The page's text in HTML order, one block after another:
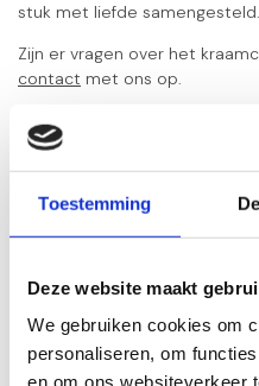
Toestemming
Deze website maakt
We gebruiken cookies om
personaliseren, om
en om ons websiteverkeer
stuk met liefde samengesteld.
Zijn er vragen over het
contact met ons op.
Gerelateerde
Kraamcadeau
geschenkset
Op voorraad
Kraamcadeau
geschenkset
Op voorraad